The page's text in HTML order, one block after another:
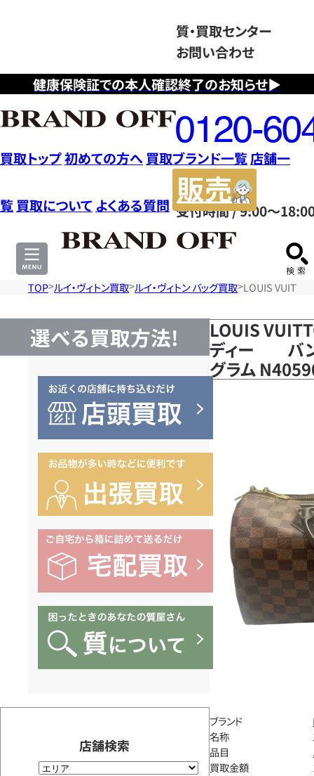
健康保険証での本人確認終了のお知らせ▶
質・買取センター
お問い合わせ
フ
リ
ー
ダ
イ
ヤ
ル
0120604117
受付時間 / 9:00～
買取トップ初めての方へ 買取ブランド一覧店舗一
覧 買取について よくある質問
サ
TOP ルイ・ヴィトン買取 ルイ・ヴィトン バッグ買取 LOUIS
選べる買取方法!
店舗検索
LOUIS
ディー バン
グラム
ブランド
名称
品目
買取金額